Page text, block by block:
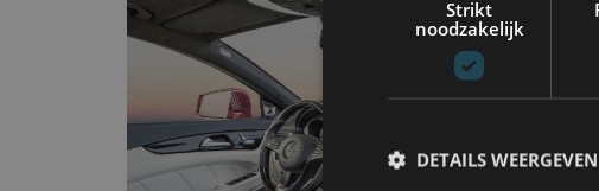
Strikt
noodzakelijk
DETAILS WEERGEVEN